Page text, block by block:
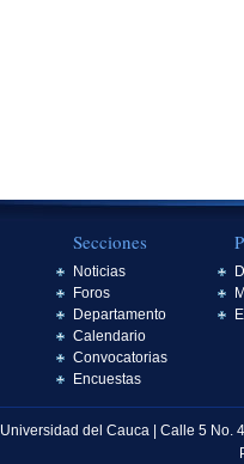
Secciones
Noticias
Foros
Departamento
Calendario
Convocatorias
Encuestas
Universidad del Cauca | Calle 5 No.